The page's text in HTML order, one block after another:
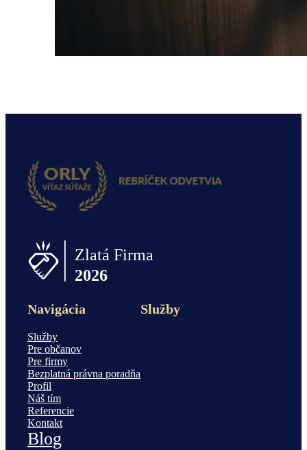
Navigácia
Služby
Pre občanov
Pre firmy
Bezplatná právna poradňa
Profil
Náš tím
Referencie
Kontakt
Blog
Služby